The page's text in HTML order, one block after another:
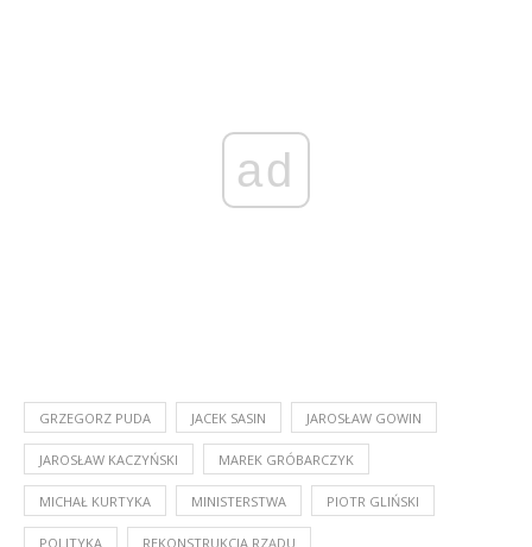
ad
GRZEGORZ PUDA JACEK SASIN JAROSŁAW GOWIN
JAROSŁAW KACZYŃSKI MAREK GRÓBARCZYK
MICHAŁ KURTYKA MINISTERSTWA PIOTR GLIŃSKI
POLITYKA REKONSTRUKCJA RZĄDU